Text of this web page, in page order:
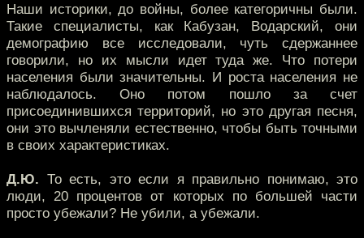
Наши историки, до войны, более категоричны были.
Такие специалисты, как Кабузан, Водарский, они
демографию все исследовали, чуть сдержаннее
говорили, но их мысли идет туда же. Что потери
населения были значительны. И роста населения не
наблюдалось. Оно потом пошло за счет
присоединившихся территорий, но это другая песня,
они это вычленяли естественно, чтобы быть точными
в своих характеристиках.
Д.Ю. То есть, это если я правильно понимаю, это
люди, 20 процентов от которых по большей части
просто убежали? Не убили, а убежали.